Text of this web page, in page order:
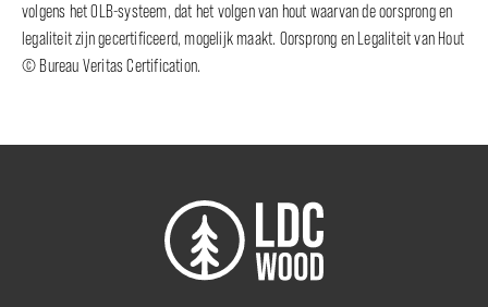
volgens het OLB-systeem, dat het volgen van hout waarvan de oorsprong en
legaliteit zijn gecertificeerd, mogelijk maakt. Oorsprong en Legaliteit van Hout
© Bureau Veritas Certification.